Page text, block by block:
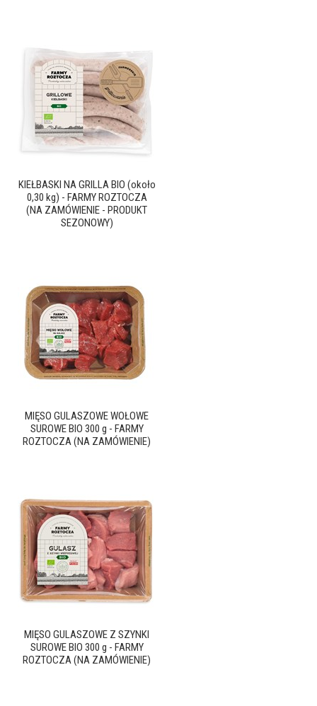
KIEŁBASKI NA GRILLA BIO (około
0,30 kg) - FARMY ROZTOCZA
(NA ZAMÓWIENIE - PRODUKT
SEZONOWY)
MIĘSO GULASZOWE WOŁOWE
SUROWE BIO 300 g - FARMY
ROZTOCZA (NA ZAMÓWIENIE)
MIĘSO GULASZOWE Z SZYNKI
SUROWE BIO 300 g - FARMY
ROZTOCZA (NA ZAMÓWIENIE)